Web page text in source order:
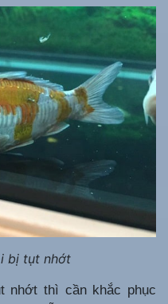
bị tụt nhớt
nhớt thì cần khắc phục